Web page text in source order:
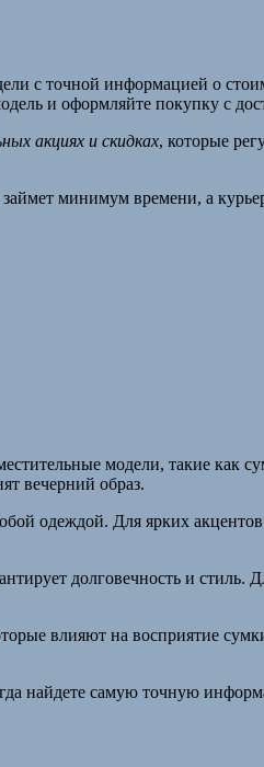
с точной информацией о
и оформляйте покупку с
акциях и скидках, которые
займет минимум времени, а
модели, такие как
вечерний образ.
одеждой. Для ярких
долговечность и стиль.
влияют на восприятие
найдете самую точную